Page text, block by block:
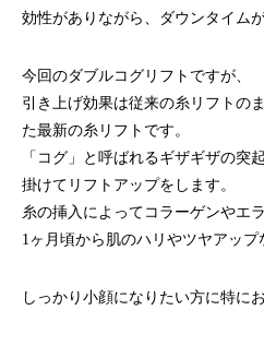
効性がありながら、ダウンタイム
今回のダブルコグリフトですが、
引き上げ効果は従来の糸リフトの
た最新の糸リフトです。
「コグ」と呼ばれるギザギザの突
掛けてリフトアップをします。
糸の挿入によってコラーゲンやエ
1ヶ月頃から肌のハリやツヤアップ
しっかり小顔になりたい方に特に